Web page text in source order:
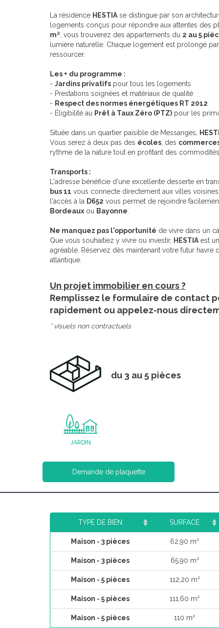
La résidence HESTIA se distingue par son
logements conçus pour répondre aux attentes des
m² , vous trouverez des appartements du 2 au 5
lumière naturelle. Chaque logement est prolongé
ressourcer.
Les + du programme :
- Jardins privatifs pour tous les logements
- Prestations soignées et matériaux de qualité
- Respect des normes énergétiques RT 2012
- Éligibilité au Prêt à Taux Zéro (PTZ) pour les
Située dans un quartier paisible de Messanges,
Vous serez à deux pas des écoles , des
rythme de la nature tout en profitant des
Transports :
L'adresse bénéficie d'une excellente desserte en
bus 11 vous connecte directement aux villes
l'accès à la D652 vous permet de rejoindre
Bordeaux ou Bayonne
Ne manquez pas l'opportunité de vivre dans un
Que vous souhaitiez y vivre ou investir, HESTIA est
agréable. Réservez dès maintenant votre futur
atlantique.
Un projet immobilier en cours ?
Remplissez le formulaire de contact
rapidement ou appelez-nous
* visuels non contractuels
du 3 au 5 pièces
JARDIN
Demande de plaquette
TYPE DE BIEN SURFACE
Maison - 3 pièces 62,90 m²
Maison - 3 pièces 65,90 m²
Maison - 5 pièces 112,20 m²
Maison - 5 pièces 111,60 m²
Maison - 5 pièces 110 m²